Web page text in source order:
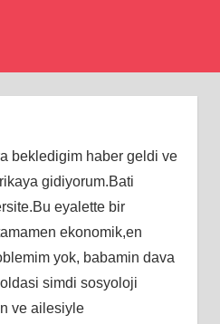
bekledigim haber geldi ve
gidiyorum.Bati
eyalette bir
ekonomik,en
yok, babamin dava
simdi sosyoloji
ve ailesiyle